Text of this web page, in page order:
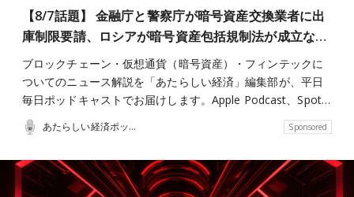
【8/7話題】 金融庁と警察庁が暗号資産交換業者に出
庫制限要請、ロシアが暗号資産包括規制法が成立な…
ブロックチェーン・仮想通貨（暗号資産）・フィンテックに
ついてのニュース解説を「あたらしい経済」編集部が、平日
毎日ポッドキャストでお届けします。Apple Podcast、Spot…
あたらしい経済ポッドキャスト Sponsored